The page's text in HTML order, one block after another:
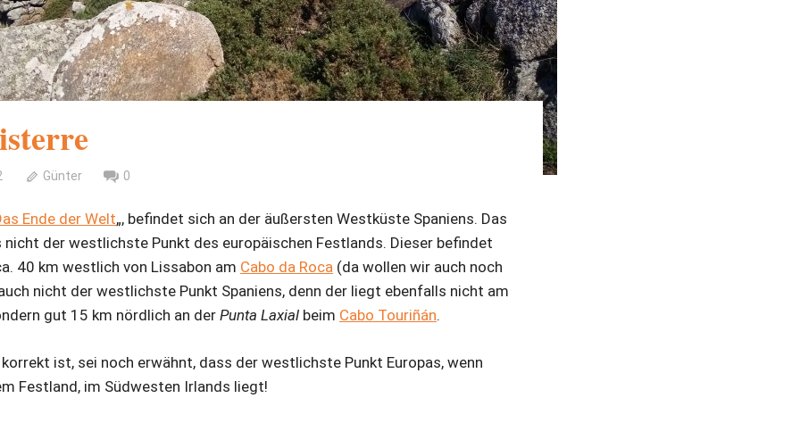
Günter 0
Ende der Welt„, befindet sich an der äußersten Westküste Spaniens. Das
nicht der westlichste Punkt des europäischen Festlands. Dieser befindet
40 km westlich von Lissabon am Cabo da Roca (da wollen wir auch noch
nicht der westlichste Punkt Spaniens, denn der liegt ebenfalls nicht am
gut 15 km nördlich an derPunta Laxial beim Cabo Touriñán.
ist, sei noch erwähnt, dass der westlichste Punkt Europas, wenn
Festland, im Südwesten Irlands liegt!